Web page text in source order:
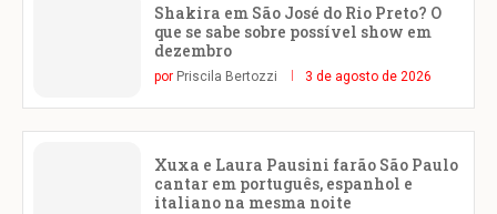
Shakira em São José do Rio Preto? O
que se sabe sobre possível show em
dezembro
por Priscila Bertozzi 3 de agosto de 2026
Xuxa e Laura Pausini farão São Paulo
cantar em português, espanhol e
italiano na mesma noite